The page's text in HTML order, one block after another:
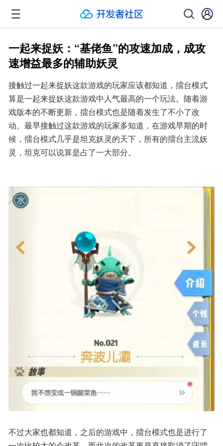
一起来捉妖：“基佬鱼”的攻速加成，成攻
速增益最多的辅助妖灵
接触过一起来捉妖这款游戏的玩家应该都知道，擂台模式
算是一起来捉妖这款游戏中人气最高的一个玩法。随着游
戏版本的不断更新，擂台模式也是随着发生了不小了改
动。最早接触过这款游戏的玩家多知道，在游戏早期的时
候，擂台模式几乎是坦克妖灵的天下，所有的擂台主流妖
灵，坦克可以说算是占了一大部分。
不过大家也都知道，之后的游戏中，擂台模式也是进行了